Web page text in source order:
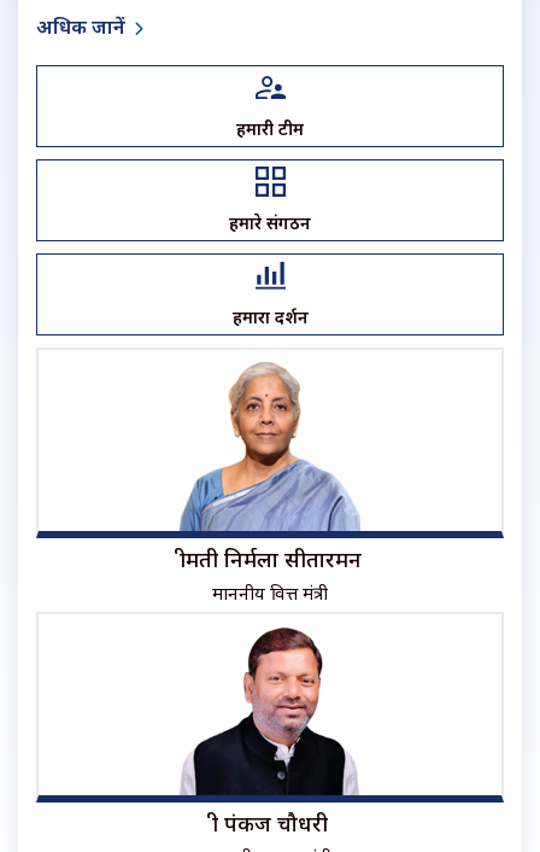
अधिक जानें
हमारी टीम
हमारे संगठन
हमारा प्रदर्शन
श्रीमती निर्मला सीतारमन
माननीय वित्त मंत्री
श्री पंकज चौधरी